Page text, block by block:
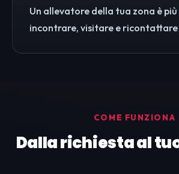
Un allevatore della tua zona è
incontrare, visitare e ricontattare
COME FUNZIONA
Dalla richiesta al